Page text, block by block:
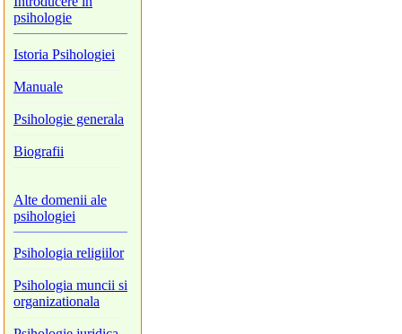
psihologie
Istoria Psihologiei
Manuale
Psihologie generala
Biografii
Alte domenii ale
psihologiei
Psihologia religiilor
Psihologia muncii si
organizationala